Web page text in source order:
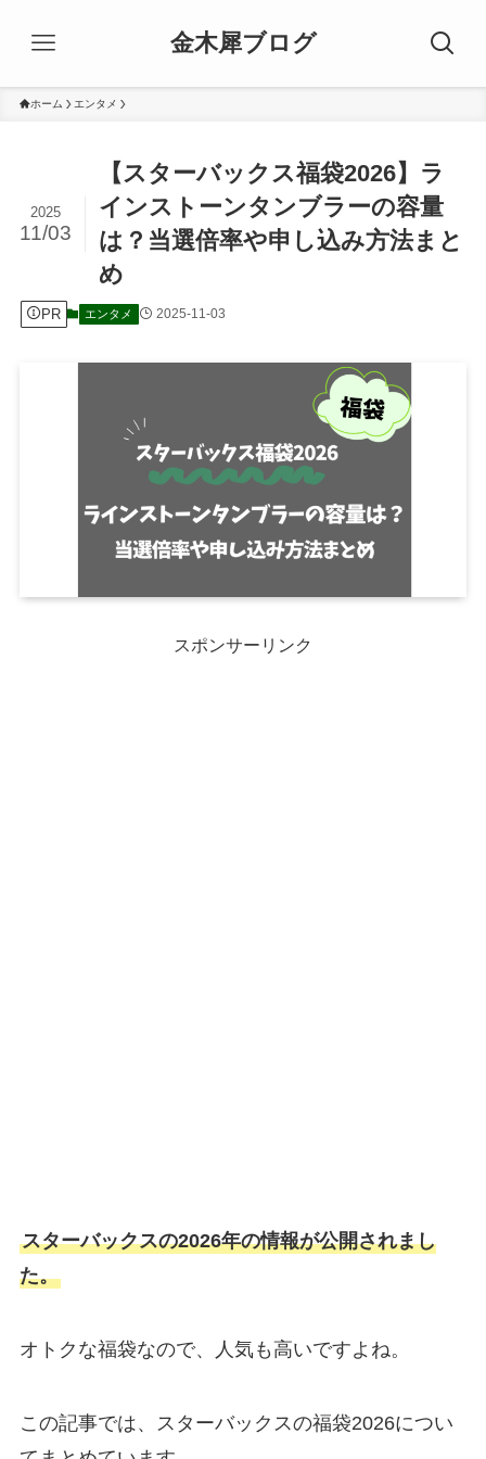
金木犀ブログ
ホーム エンタメ
【スターバックス福袋2026】ラ
インストーンタンブラーの容量
は？当選倍率や申し込み方法まと
め
2025
11/03
PR エンタメ 2025-11-03
スポンサーリンク
スターバックスの2026年の情報が公開されまし
た。
オトクな福袋なので、人気も高いですよね。
この記事では、スターバックスの福袋2026につい